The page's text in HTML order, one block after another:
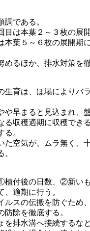
調である。
目は本葉２～３枚の展
本葉５～６枚の展開期
めるほか、排水対策を
生育は、ほ場によりバ
や早まると見込まれ、
る収穫適期に収穫でき
。
た空気が、ムラ無く、
植付後の日数、②新い
、適期に行う。
ルスの伝搬を防ぐため
防除を徹底する。
を排水溝へ接続するな